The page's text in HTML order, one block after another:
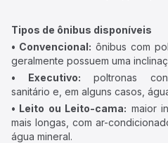
Tipos de ônibus disponíveis
• Convencional: ônibus com
geralmente possuem uma
• Executivo: poltronas
sanitário e, em alguns casos,
• Leito ou Leito-cama: maior
mais longas, com ar-
água mineral.